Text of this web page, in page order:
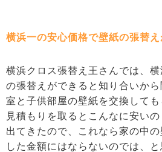
横浜一の安心価格で壁紙の張替え
横浜クロス張替え王さんでは、
の張替えができると知り合いか
室と子供部屋の壁紙を交換しても
見積もりを取るとこんなに安い
出てきたので、これなら家の中
した金額にはならないのでは、